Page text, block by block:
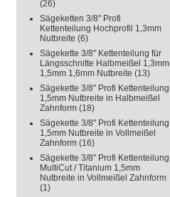
(26)
Sägeketten 3/8" Profi
Kettenteilung Hochprofil 1,3mm
Nutbreite (6)
Sägekette 3/8" Kettenteilung für
Längsschnitte Halbmeißel 1,3mm
1,5mm 1,6mm Nutbreite (13)
Sägekette 3/8" Profi Kettenteilung
1,5mm Nutbreite in Halbmeißel
Zahnform (18)
Sägekette 3/8" Profi Kettenteilung
1,5mm Nutbreite in Vollmeißel
Zahnform (16)
Sägekette 3/8" Profi Kettenteilung
MultiCut / Titanium 1,5mm
Nutbreite in Vollmeißel Zahnform
(1)